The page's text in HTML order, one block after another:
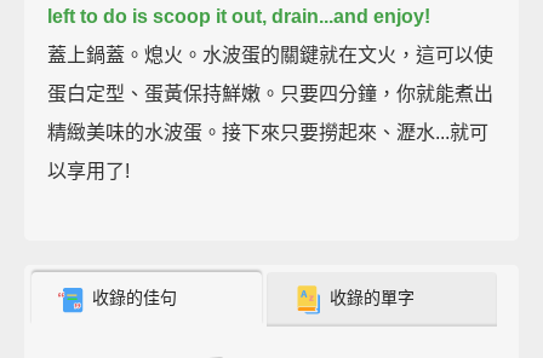
left to do is scoop it out, drain...and enjoy!
蓋上鍋蓋。熄火。水波蛋的關鍵就在文火，這可以使
蛋白定型、蛋黃保持鮮嫩。只要四分鐘，你就能煮出
精緻美味的水波蛋。接下來只要撈起來、瀝水...就可
以享用了!
收錄的佳句 收錄的單字